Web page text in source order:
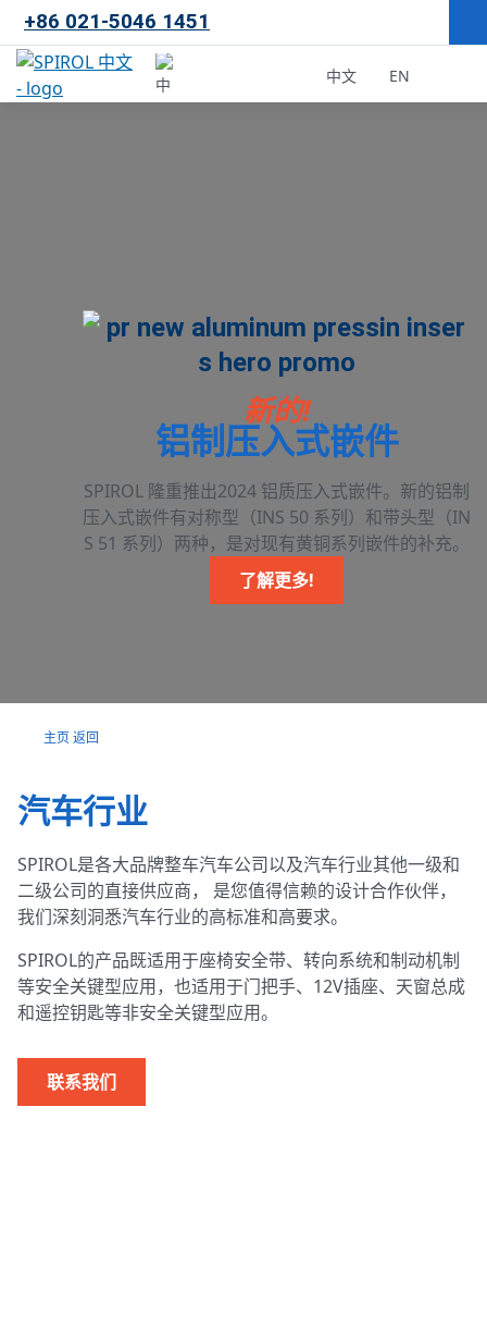
新的!
铝制压入式嵌件
SPIROL 隆重推出2024 铝质压入式嵌件。新的铝制
压入式嵌件有对称型（INS 50 系列）和带头型（IN
S 51 系列）两种，是对现有黄铜系列嵌件的补充。
了解更多!
+86 021-5046 1451
韩国
美国
加拿大
巴西
中文 EN
主页返回
汽车行业
SPIROL是各大品牌整车汽车公司以及汽车行业其他一级和
二级公司的直接供应商， 是您值得信赖的设计合作伙伴，
我们深刻洞悉汽车行业的高标准和高要求。
SPIROL的产品既适用于座椅安全带、转向系统和制动机制
等安全关键型应用，也适用于门把手、12V插座、天窗总成
和遥控钥匙等非安全关键型应用。
联系我们